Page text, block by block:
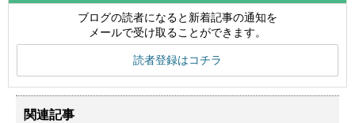
ブログの読者になると新着記事の通知を
メールで受け取ることができます。
読者登録はコチラ
関連記事